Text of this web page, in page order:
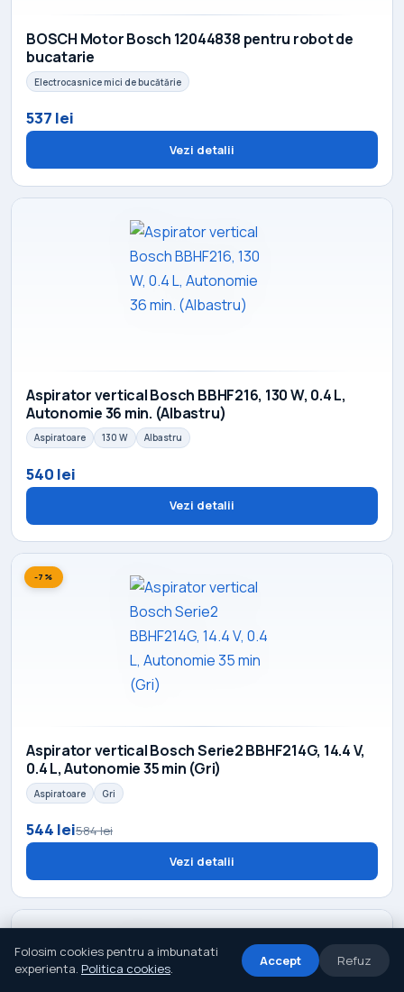
BOSCH Motor Bosch 12044838 pentru robot de
bucatarie
Electrocasnice mici de bucătărie
537 lei
Vezi detalii
Aspirator vertical Bosch BBHF216, 130 W, 0.4 L,
Autonomie 36 min. (Albastru)
Aspiratoare 130 W Albastru
540 lei
Vezi detalii
-7%
Aspirator vertical Bosch Serie2 BBHF214G, 14.4 V,
0.4 L, Autonomie 35 min (Gri)
Aspiratoare Gri
544 lei584 lei
Vezi detalii
Folosim cookies pentru a imbunatati
experienta. Politica cookies. Accept Refuz